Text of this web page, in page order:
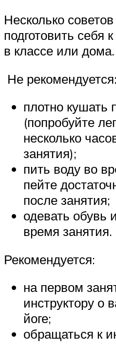
Несколько
подготовить себя
в классе или дома.
Не рекомендуется:
плотно кушать
(попробуйте
несколько
занятия);
пить воду во
пейте
после занятия;
одевать обувь
время занятия.
Рекомендуется:
на первом
инструктору о
йоге;
обращаться к